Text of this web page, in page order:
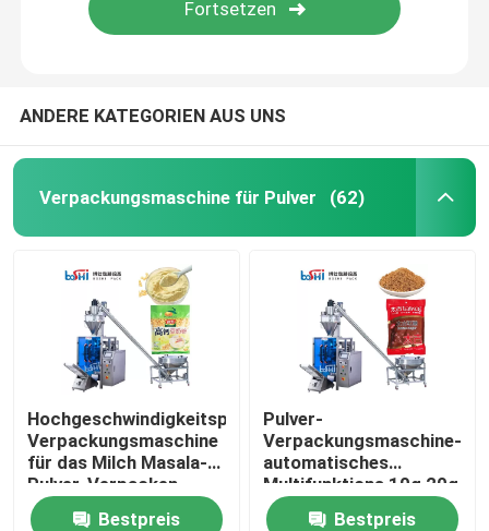
ANDERE KATEGORIEN AUS UNS
Verpackungsmaschine für Pulver (62)
Hochgeschwindigkeitspulver-
Verpackungsmaschine
für das Milch Masala-
Pulver-Verpacken
Bestpreis
Pulver-
Verpackungsmaschine-
automatisches
Multifunktions 10g 20g
30g Snus
Bestpreis